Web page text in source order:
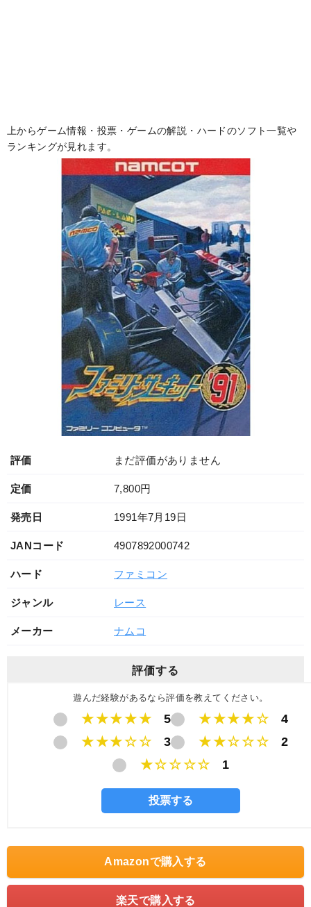
上からゲーム情報・投票・ゲームの解説・ハードのソフト一覧や
ランキングが見れます。
評価 まだ評価がありません
定価 7,800円
発売日 1991年7月19日
JANコード 4907892000742
ハード ファミコン
ジャンル レース
メーカー ナムコ
評価する
遊んだ経験があるなら評価を教えてください。
★★★★★ 5 ★★★★☆
4
★★★☆☆
3 ★★☆☆☆
2
★☆☆☆☆
1
Amazonで購入する
楽天で購入する